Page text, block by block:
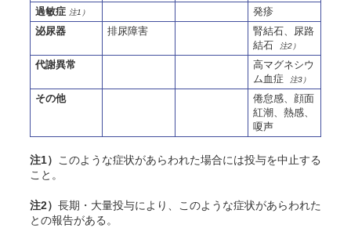
過敏症 注1）
発疹
泌尿器
排尿障害
腎結石、尿路
結石
注2）
代謝異常
高マグネシウ
ム血症
注3）
その他
倦怠感、顔面
紅潮、熱感、
嗄声
注1）
このような症状があらわれた場合には投与を中止する
こと。
注2） 長期・大量投与により、このような症状があらわれた
との報告がある。